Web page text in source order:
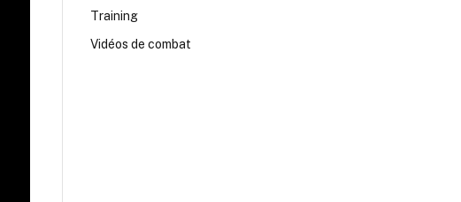
Training
Vidéos de combat